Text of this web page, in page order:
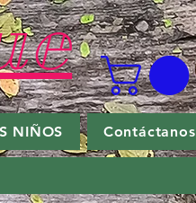
NIÑOS Contáctanos